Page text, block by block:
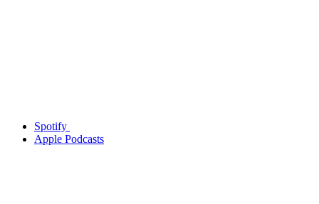
Spotify
Apple Podcasts